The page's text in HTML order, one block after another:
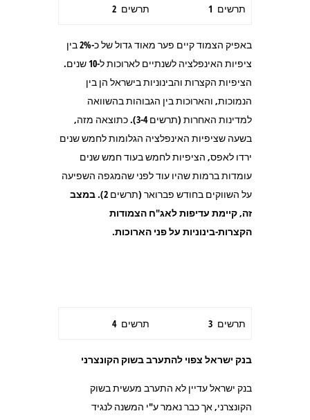
תרשים 1 תרשים 2
באפיק הצמוד קיים פער מאוד גדול של כ-2% בין
ציפיות האינפלציה לשנתיים לארוכות ל-10 שנים.
הציפיות הקצרות והבינוניות בישראל הן בין
הנמוכות, והארוכות בין הגבוהות בהשוואה
למדינות האחרות (תרשים 3-4). כתוצאה מזה,
בשעה שציפיות האינפלציה הגלומות לחמש שנים
ירדו לאפס, הציפיות לחמש בעוד חמש שנים
עומדות ברמות שהיו עוד לפני שהמגפה השפיעה
על השווקים בחודש פברואר (תרשים 2).
במצב
זה, קיימת עדיפות לאג"ח הצמודות
הקצרות-בינוניות על פני הארוכות.
תרשים 3 תרשים 4
בנק ישראל צפוי להתערב בשוק הקונצרני
בנק ישראל עדיין לא התערב מעשית בשוק
הקונצרני, אך כבר נאמר ע"י המשנה לנגיד